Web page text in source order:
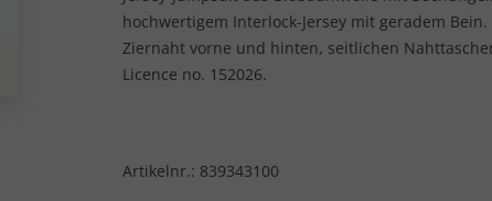
hochwertigem Interlock-Jersey mit geradem
Ziernaht vorne und hinten, seitlichen
Licence no. 152026.
Artikelnr.: 839343100